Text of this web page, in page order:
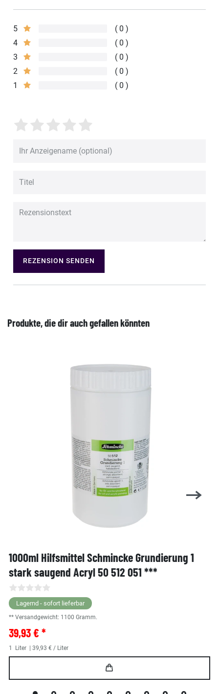
5
0
4
0
3
0
2
0
1
0
REZENSION SENDEN
Produkte, die dir auch gefallen könnten
1000ml Hilfsmittel Schmincke Grundierung 1
stark saugend Acryl 50 512 051 ***
Lagernd - sofort lieferbar
** Versandgewicht: 1100 Gramm.
39,93 € *
1 Liter | 39,93 € / Liter